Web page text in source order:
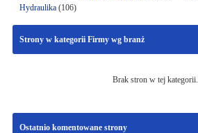
Hydraulika(106)
Strony w kategorii Firmy wg branż
Brak stron w tej kategorii.
Ostatnio komentowane strony